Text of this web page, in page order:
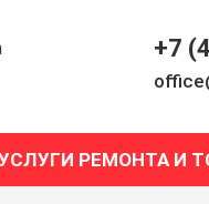
+7
РЕМОНТА И